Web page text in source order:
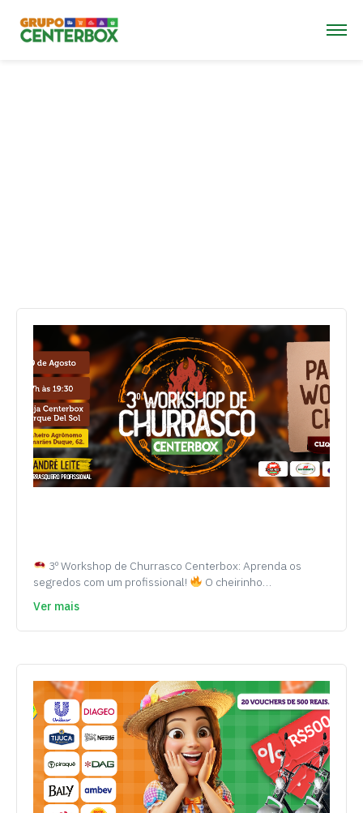
3º Workshop de Churrasco Centerbox: Aprenda os
segredos com um profissional!
O cheirinho…
Ver mais